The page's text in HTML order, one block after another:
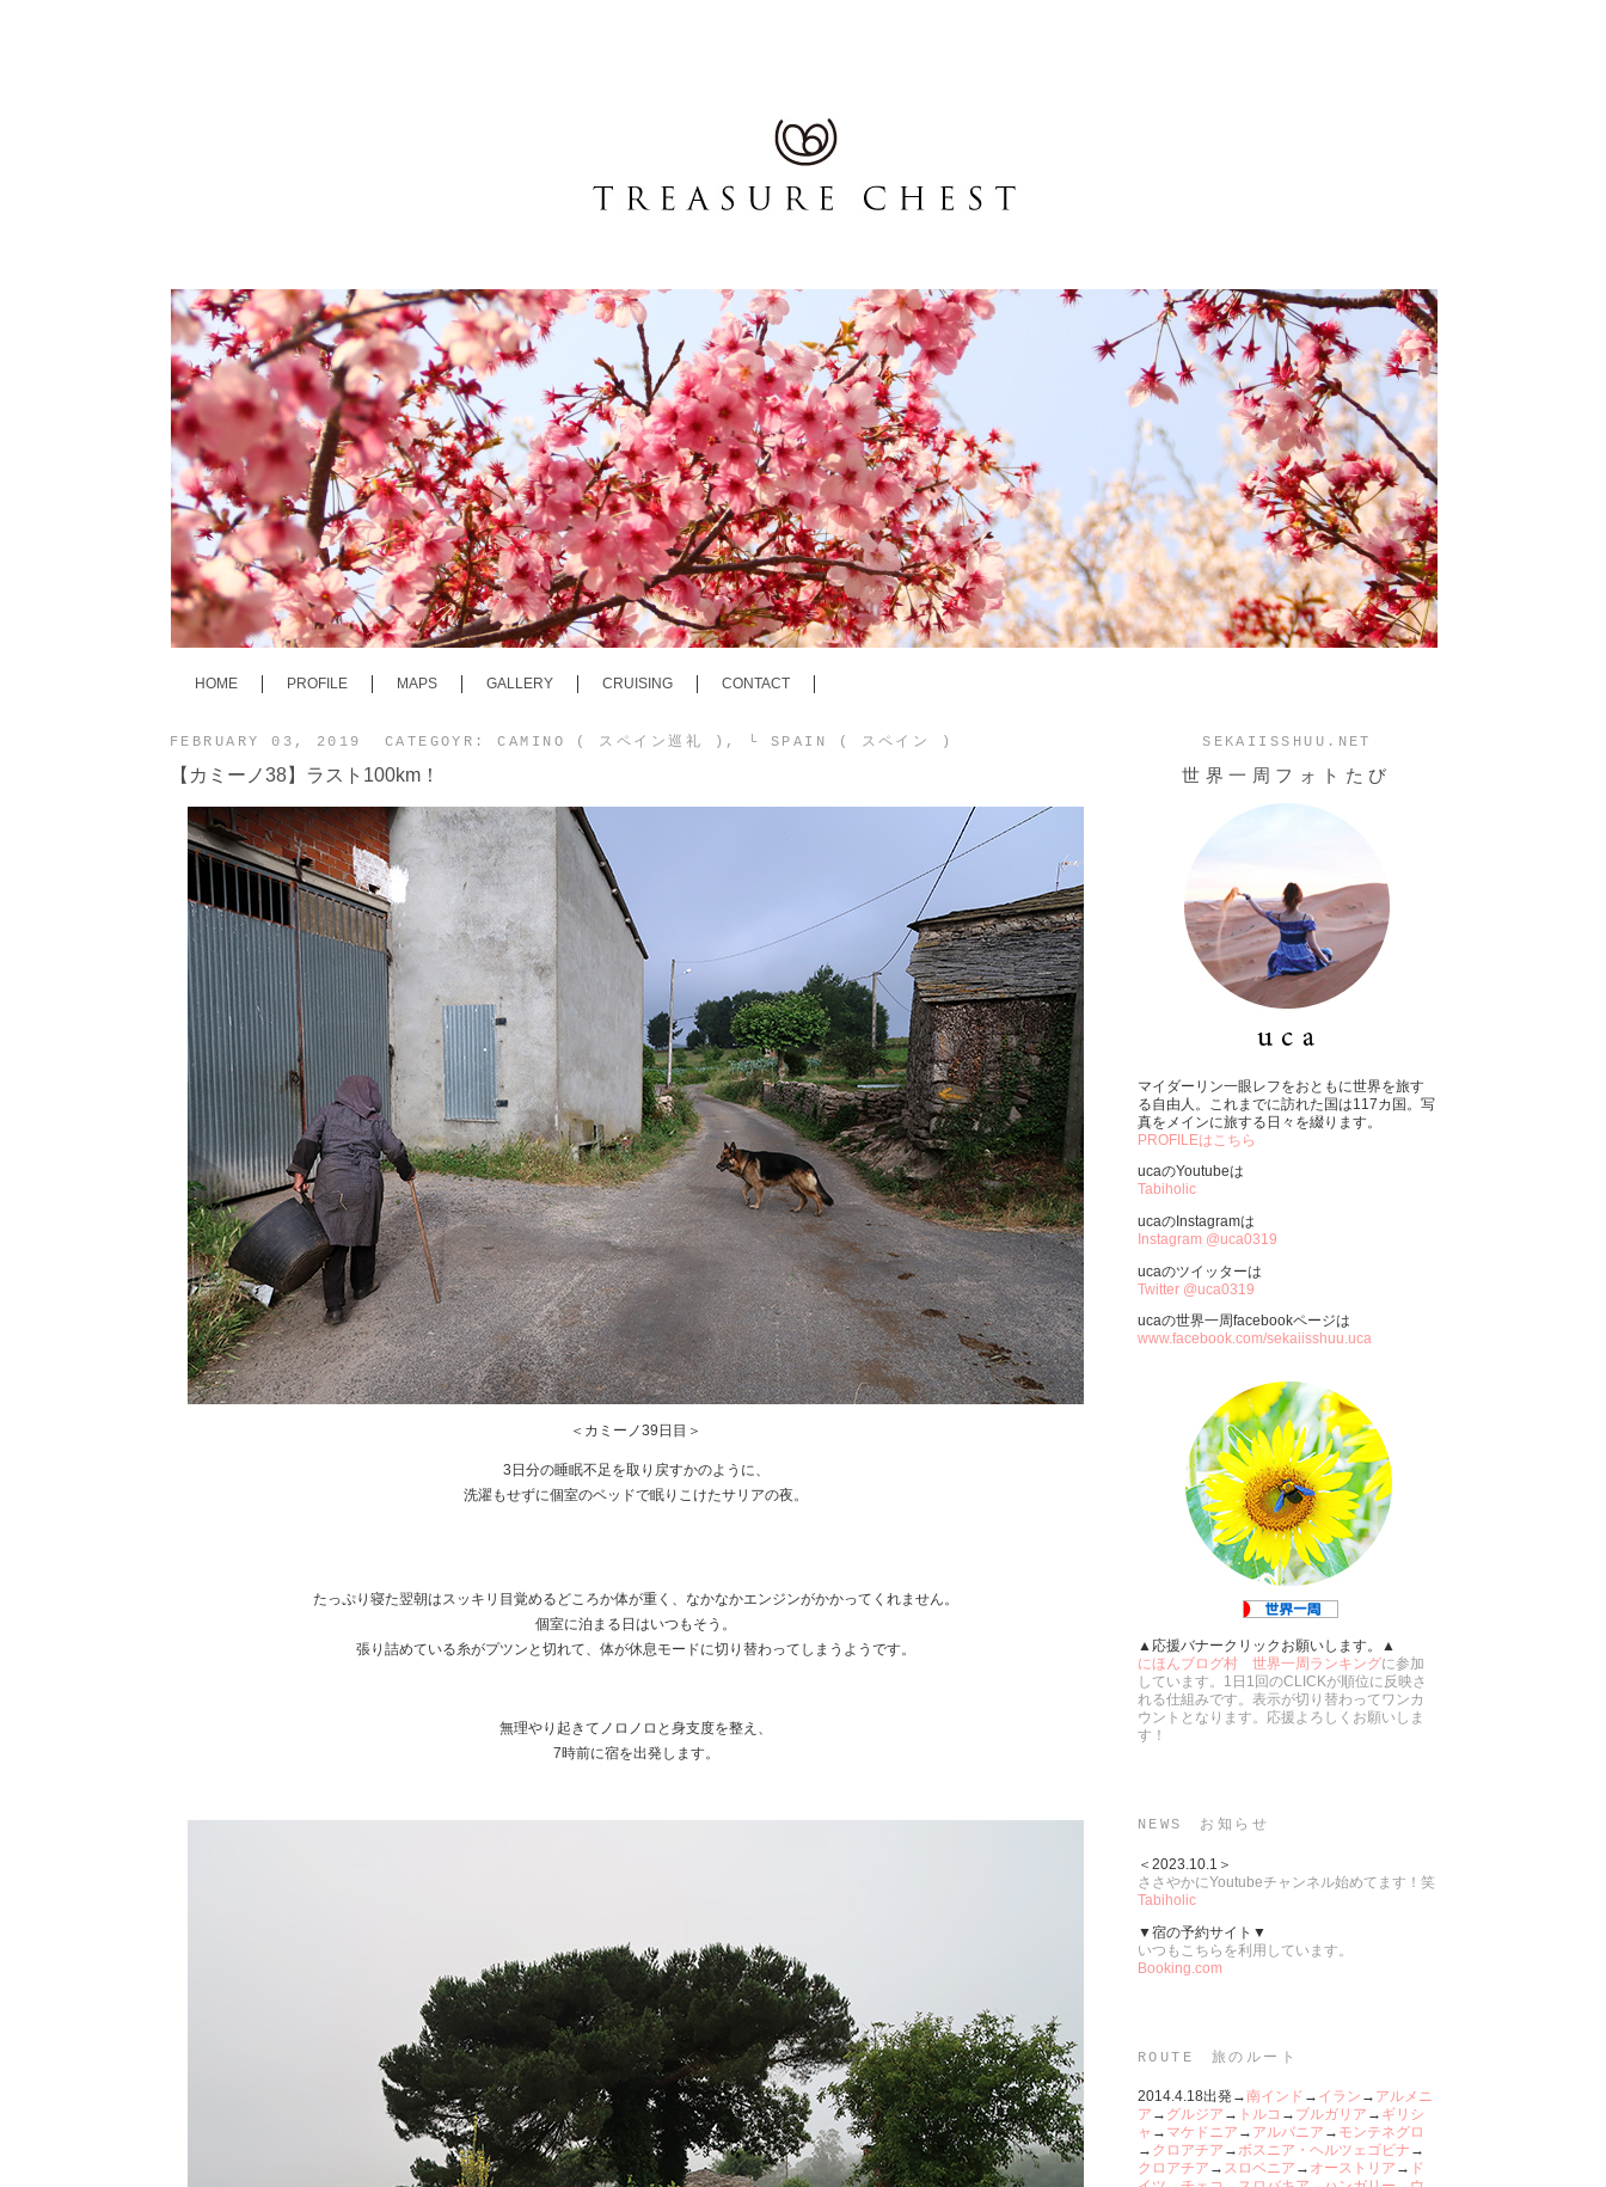
HOME PROFILE MAPS GALLERY CRUISING CONTACT
FEBRUARY 03, 2019 CATEGOYR:CAMINO ( スペイン巡礼 ) , └ SPAIN ( スペイン )
【カミーノ38】ラスト100km！
＜カミーノ39日目＞
3日分の睡眠不足を取り戻すかのように、
洗濯もせずに個室のベッドで眠りこけたサリアの夜。
たっぷり寝た翌朝はスッキリ目覚めるどころか体が重く、なかなかエンジンがかかってくれません。
個室に泊まる日はいつもそう。
張り詰めている糸がプツンと切れて、体が休息モードに切り替わってしまうようです。
無理やり起きてノロノロと身支度を整え、
7時前に宿を出発します。
SEKAIISSHUU.NET
世界一周フォトたび
マイダーリン一眼レフをおともに世界を旅す
る自由人。これまでに訪れた国は117カ国。写
真をメインに旅する日々を綴ります。
PROFILEはこちら
ucaのYoutubeは
Tabiholic
ucaのInstagramは
Instagram @uca0319
ucaのツイッターは
Twitter @uca0319
ucaの世界一周facebookページは
www.facebook.com/sekaiisshuu.uca
▲応援バナークリックお願いします。▲
にほんブログ村 世界一周ランキングに参加
しています。1日1回のCLICKが順位に反映さ
れる仕組みです。表示が切り替わってワンカ
ウントとなります。応援よろしくお願いしま
す！
NEWS お知らせ
＜2023.10.1＞
ささやかにYoutubeチャンネル始めてます！笑
Tabiholic
▼宿の予約サイト▼
いつもこちらを利用しています。
Booking.com
ROUTE 旅のルート
2014.4.18出発→南インド → イラン → アルメニ
ア → グルジア → トルコ → ブルガリア → ギリシ
ャ → マケドニア → アルバニア → モンテネグロ
→ クロアチア → ボスニア・ヘルツェゴビナ →
クロアチア → スロベニア → オーストリア → ド